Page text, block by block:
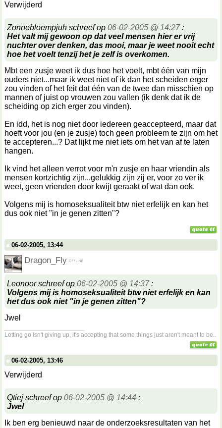
Verwijderd
Zonnebloempjuh schreef op 06-02-2005 @ 14:27:
Het valt mij gewoon op dat veel mensen hier er vrij
nuchter over denken, das mooi, maar je weet nooit echt
hoe het voelt tenzij het je zelf is overkomen.
Mbt een zusje weet ik dus hoe het voelt, mbt één van mijn
ouders niet...maar ik weet niet of ik dan het scheiden erger
zou vinden of het feit dat één van de twee dan misschien op
mannen of juist op vrouwen zou vallen (ik denk dat ik de
scheiding op zich erger zou vinden).
En idd, het is nog niet door iedereen geaccepteerd, maar dat
hoeft voor jou (en je zusje) toch geen probleem te zijn om het
te accepteren...? Dat lijkt me niet iets om het van af te laten
hangen.
Ik vind het alleen verrot voor m'n zusje en haar vriendin als
mensen kortzichtig zijn...gelukkig zijn zij er, voor zo ver ik
weet, geen vrienden door kwijt geraakt of wat dan ook.
Volgens mij is homoseksualiteit btw niet erfelijk en kan het
dus ook niet "in je genen zitten"?
06-02-2005, 13:44
Dragon_Fly
Leonoor schreef op 06-02-2005 @ 14:37:
Volgens mij is homoseksualiteit btw niet erfelijk en kan
het dus ook niet "in je genen zitten"?
Jwel
Letting go isn't giving up, it's accepting that some things just aren't meant to be..
06-02-2005, 13:46
Verwijderd
Qtiej schreef op 06-02-2005 @ 14:44 :
Jwel
Ik ben erg benieuwd naar de onderzoeksresultaten van het